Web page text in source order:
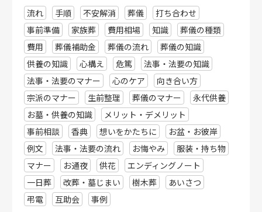
流れ 手順 不安解消 葬儀
打ち合わせ
事前準備
家族葬 費用相場 知識
葬儀の種類
費用
葬儀補助金 葬儀の流れ
葬儀の知識
供養の知識
心構え 危篤
法事・法要の知識
法事・法要のマナー
心のケア
向き合い方
宗派のマナー
生前整理 葬儀のマナー
永代供養
お墓・供養の知識
メリット・デメリット
事前相談
香典 想いをかたちに
お盆・お彼岸
例文
法事・法要の流れ お悔やみ
服装・持ち物
マナー
お通夜 供花
エンディングノート
一日葬
改葬・墓じまい 樹木葬
あいさつ
弔電
互助会 事例